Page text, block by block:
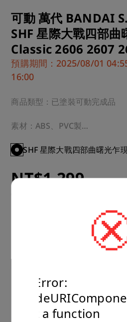
可動 萬代 BANDAI
SHF 星際大戰四部曲
Classic 2606 2607
預購期間：2025/08/01
16:00
商品類型：已塗裝可動完成品
素材：ABS、PVC製
規格：無比例・全高90mm
運送方式：超商 or 宅配
SHF 星際大戰四部曲曙光乍
NT$1,299
TypeError:
is not a function